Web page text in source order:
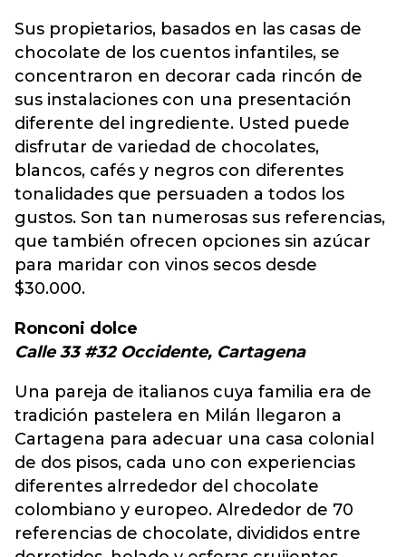
Sus propietarios, basados en las casas de
chocolate de los cuentos infantiles, se
concentraron en decorar cada rincón de
sus instalaciones con una presentación
diferente del ingrediente. Usted puede
disfrutar de variedad de chocolates,
blancos, cafés y negros con diferentes
tonalidades que persuaden a todos los
gustos. Son tan numerosas sus referencias,
que también ofrecen opciones sin azúcar
para maridar con vinos secos desde
$30.000.
Ronconi dolce
Calle 33 #32 Occidente, Cartagena
Una pareja de italianos cuya familia era de
tradición pastelera en Milán llegaron a
Cartagena para adecuar una casa colonial
de dos pisos, cada uno con experiencias
diferentes alrrededor del chocolate
colombiano y europeo. Alrededor de 70
referencias de chocolate, divididos entre